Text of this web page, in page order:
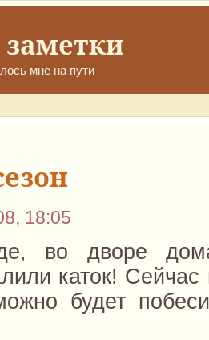
мне на пути
18:05
во дворе
каток!
будет